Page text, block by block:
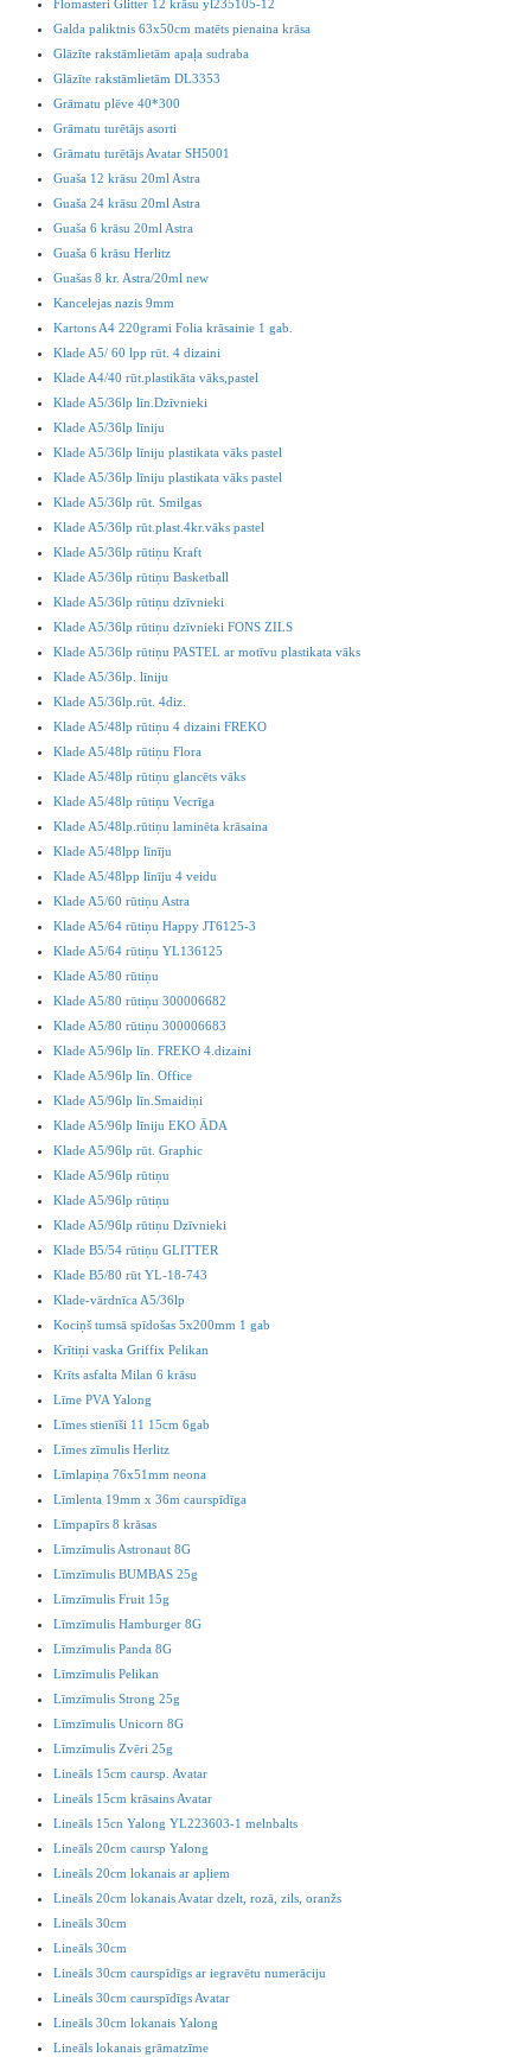
Flomasteri Glitter 12 krāsu yl235105-12
Galda paliktnis 63x50cm matēts pienaina krāsa
Glāzīte rakstāmlietām apaļa sudraba
Glāzīte rakstāmlietām DL3353
Grāmatu plēve 40*300
Grāmatu turētājs asorti
Grāmatu turētājs Avatar SH5001
Guaša 12 krāsu 20ml Astra
Guaša 24 krāsu 20ml Astra
Guaša 6 krāsu 20ml Astra
Guaša 6 krāsu Herlitz
Guašas 8 kr. Astra/20ml new
Kancelejas nazis 9mm
Kartons A4 220grami Folia krāsainie 1 gab.
Klade A5/ 60 lpp rūt. 4 dizaini
Klade A4/40 rūt.plastikāta vāks,pastel
Klade A5/36lp līn.Dzīvnieki
Klade A5/36lp līniju
Klade A5/36lp līniju plastikata vāks pastel
Klade A5/36lp līniju plastikata vāks pastel
Klade A5/36lp rūt. Smilgas
Klade A5/36lp rūt.plast.4kr.vāks pastel
Klade A5/36lp rūtiņu Kraft
Klade A5/36lp rūtiņu Basketball
Klade A5/36lp rūtiņu dzīvnieki
Klade A5/36lp rūtiņu dzīvnieki FONS ZILS
Klade A5/36lp rūtiņu PASTEL ar motīvu plastikata vāks
Klade A5/36lp. līniju
Klade A5/36lp.rūt. 4diz.
Klade A5/48lp rūtiņu 4 dizaini FREKO
Klade A5/48lp rūtiņu Flora
Klade A5/48lp rūtiņu glancēts vāks
Klade A5/48lp rūtiņu Vecrīga
Klade A5/48lp.rūtiņu laminēta krāsaina
Klade A5/48lpp līnīju
Klade A5/48lpp līnīju 4 veidu
Klade A5/60 rūtiņu Astra
Klade A5/64 rūtiņu Happy JT6125-3
Klade A5/64 rūtiņu YL136125
Klade A5/80 rūtiņu
Klade A5/80 rūtiņu 300006682
Klade A5/80 rūtiņu 300006683
Klade A5/96lp līn. FREKO 4.dizaini
Klade A5/96lp līn. Office
Klade A5/96lp līn.Smaidiņi
Klade A5/96lp līniju EKO ĀDA
Klade A5/96lp rūt. Graphic
Klade A5/96lp rūtiņu
Klade A5/96lp rūtiņu
Klade A5/96lp rūtiņu Dzīvnieki
Klade B5/54 rūtiņu GLITTER
Klade B5/80 rūt YL-18-743
Klade-vārdnīca A5/36lp
Kociņš tumsā spīdošas 5x200mm 1 gab
Krītiņi vaska Griffix Pelikan
Krīts asfalta Milan 6 krāsu
Līme PVA Yalong
Līmes stienīši 11 15cm 6gab
Līmes zīmulis Herlitz
Līmlapiņa 76x51mm neona
Līmlenta 19mm x 36m caurspīdīga
Līmpapīrs 8 krāsas
Līmzīmulis Astronaut 8G
Līmzīmulis BUMBAS 25g
Līmzīmulis Fruit 15g
Līmzīmulis Hamburger 8G
Līmzīmulis Panda 8G
Līmzīmulis Pelikan
Līmzīmulis Strong 25g
Līmzīmulis Unicorn 8G
Līmzīmulis Zvēri 25g
Lineāls 15cm caursp. Avatar
Lineāls 15cm krāsains Avatar
Lineāls 15cn Yalong YL223603-1 melnbalts
Lineāls 20cm caursp Yalong
Lineāls 20cm lokanais ar apļiem
Lineāls 20cm lokanais Avatar dzelt, rozā, zils, oranžs
Lineāls 30cm
Lineāls 30cm
Lineāls 30cm caurspīdīgs ar iegravētu numerāciju
Lineāls 30cm caurspīdīgs Avatar
Lineāls 30cm lokanais Yalong
Lineāls lokanais grāmatzīme